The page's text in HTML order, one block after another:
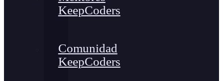
KeepCoders
Comunidad
KeepCoders